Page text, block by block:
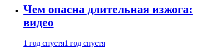
Чем опасна длительная изжога:
видео
1 год спустя1 год спустя